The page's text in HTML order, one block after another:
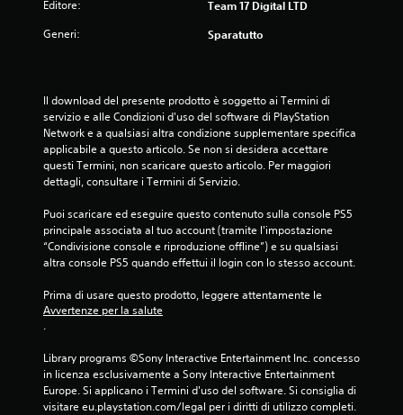
Editore: Team 17 Digital LTD
Generi: Sparatutto
Il download del presente prodotto è soggetto ai Termini di
servizio e alle Condizioni d'uso del software di PlayStation
Network e a qualsiasi altra condizione supplementare specifica
applicabile a questo articolo. Se non si desidera accettare
questi Termini, non scaricare questo articolo. Per maggiori
dettagli, consultare i Termini di Servizio.
Puoi scaricare ed eseguire questo contenuto sulla console PS5
principale associata al tuo account (tramite l'impostazione
“Condivisione console e riproduzione offline”) e su qualsiasi
altra console PS5 quando effettui il login con lo stesso account.
Prima di usare questo prodotto, leggere attentamente le
Avvertenze per la salute
.
Library programs ©Sony Interactive Entertainment Inc. concesso
in licenza esclusivamente a Sony Interactive Entertainment
Europe. Si applicano i Termini d'uso del software. Si consiglia di
visitare eu.playstation.com/legal per i diritti di utilizzo completi.